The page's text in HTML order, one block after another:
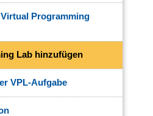
Programming
Lab hinzufügen
VPL-Aufgabe